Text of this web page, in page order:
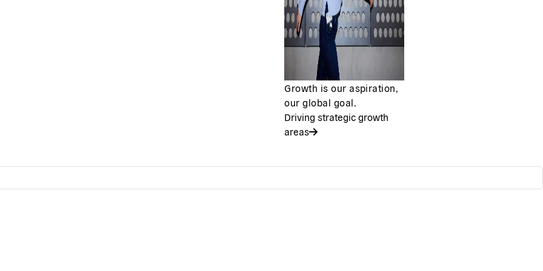
Growth is our aspiration,
our global goal.
Driving strategic growth
areas